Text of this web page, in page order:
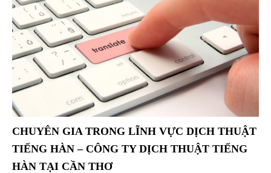
CHUYÊN GIA TRONG LĨNH VỰC DỊCH THUẬT
TIẾNG HÀN – CÔNG TY DỊCH THUẬT TIẾNG
HÀN TẠI CẦN THƠ